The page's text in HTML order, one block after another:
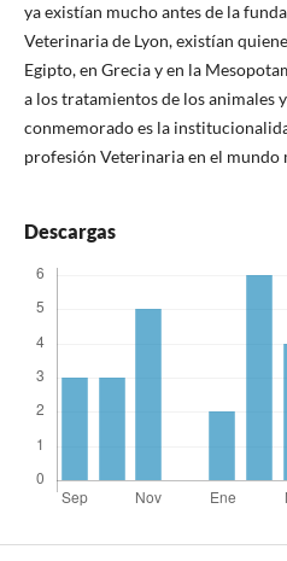
ya existían mucho antes de la
Veterinaria de Lyon, existían
Egipto, en Grecia y en la
a los tratamientos de los animales
conmemorado es la
profesión Veterinaria en el mundo
Descargas